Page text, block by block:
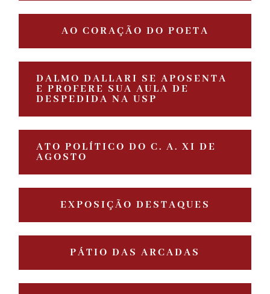
AO CORAÇÃO DO POETA
DALMO DALLARI SE APOSENTA
E PROFERE SUA AULA DE
DESPEDIDA NA USP
ATO POLÍTICO DO C. A. XI DE
AGOSTO
EXPOSIÇÃO DESTAQUES
PÁTIO DAS ARCADAS